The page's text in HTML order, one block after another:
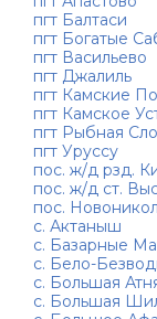
пгт Балтаси
пгт Богатые
пгт Васильево
пгт Джалиль
пгт Камские
пгт Камское
пгт Рыбная
пгт Уруссу
пос. ж/д рзд.
пос. ж/д ст.
пос.
с. Актаныш
с. Базарные
с. Бело-
с. Большая
с. Большая